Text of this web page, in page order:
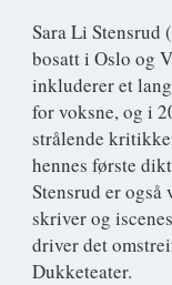
Sara Li Stensrud
bosatt i Oslo og
inkluderer et
for voksne, og i
strålende
hennes første
Stensrud er også
skriver og
driver det
Dukketeater.